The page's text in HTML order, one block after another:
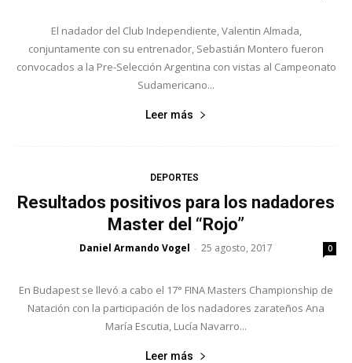
El nadador del Club Independiente, Valentin Almada,
conjuntamente con su entrenador, Sebastián Montero fueron
convocados a la Pre-Selección Argentina con vistas al Campeonato
Sudamericano...
Leer más
DEPORTES
Resultados positivos para los nadadores
Master del “Rojo”
Daniel Armando Vogel - 25 agosto, 2017 0
En Budapest se llevó a cabo el 17° FINA Masters Championship de
Natación con la participación de los nadadores zarateños Ana
María Escutia, Lucía Navarro...
Leer más